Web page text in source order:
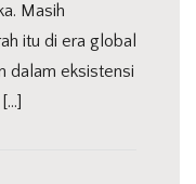
Masih
itu di era global
dalam eksistensi